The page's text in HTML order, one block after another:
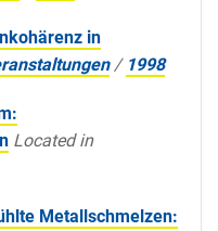
in
/ 1998
Located in
Metallschmelzen: